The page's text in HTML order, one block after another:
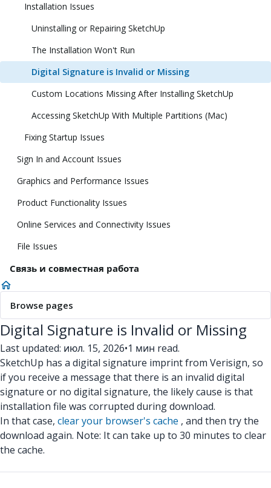
Installation Issues
Uninstalling or Repairing SketchUp
The Installation Won't Run
Digital Signature is Invalid or Missing
Custom Locations Missing After Installing SketchUp
Accessing SketchUp With Multiple Partitions (Mac)
Fixing Startup Issues
Sign In and Account Issues
Graphics and Performance Issues
Product Functionality Issues
Online Services and Connectivity Issues
File Issues
Связь и совместная работа
Browse pages
Digital Signature is Invalid or Missing
Last updated: июл. 15, 2026•1 мин read.
SketchUp has a digital signature imprint from Verisign, so
if you receive a message that there is an invalid digital
signature or no digital signature, the likely cause is that
installation file was corrupted during download.
In that case, clear your browser's cache , and then try the
download again. Note: It can take up to 30 minutes to clear
the cache.